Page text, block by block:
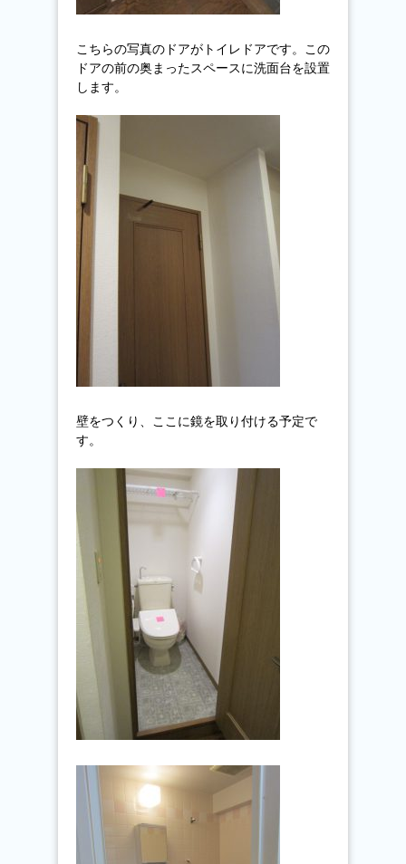
こちらの写真のドアがトイレドアです。この
ドアの前の奥まったスペースに洗面台を設置
します。
壁をつくり、ここに鏡を取り付ける予定で
す。